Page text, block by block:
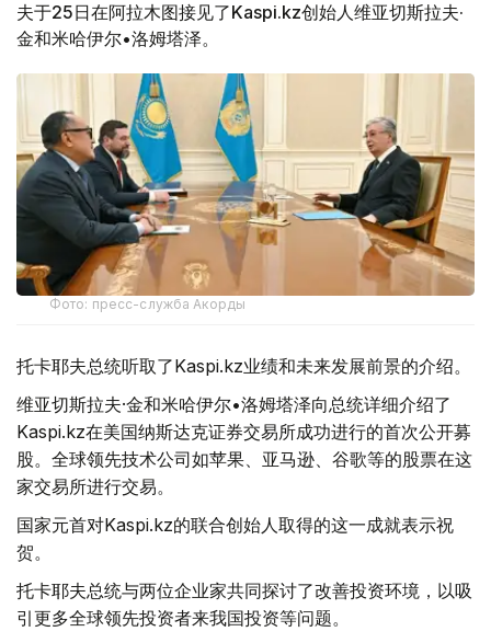
夫于25日在阿拉木图接见了Kaspi.kz创始人维亚切斯拉夫·
金和米哈伊尔•洛姆塔泽。
Фото: пресс-служба Акорды
托卡耶夫总统听取了Kaspi.kz业绩和未来发展前景的介绍。
维亚切斯拉夫·金和米哈伊尔•洛姆塔泽向总统详细介绍了
Kaspi.kz在美国纳斯达克证券交易所成功进行的首次公开募
股。全球领先技术公司如苹果、亚马逊、谷歌等的股票在这
家交易所进行交易。
国家元首对Kaspi.kz的联合创始人取得的这一成就表示祝
贺。
托卡耶夫总统与两位企业家共同探讨了改善投资环境，以吸
引更多全球领先投资者来我国投资等问题。